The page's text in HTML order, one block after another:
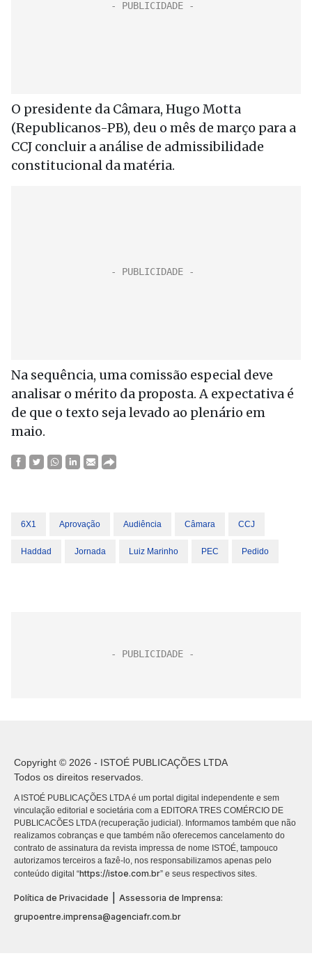
O presidente da Câmara, Hugo Motta
(Republicanos-PB), deu o mês de março para a
CCJ concluir a análise de admissibilidade
constitucional da matéria.
Na sequência, uma comissão especial deve
analisar o mérito da proposta. A expectativa é
de que o texto seja levado ao plenário em
maio.
6X1 Aprovação Audiência Câmara CCJ
Haddad Jornada Luiz Marinho PEC Pedido
Copyright © 2026 - ISTOÉ PUBLICAÇÕES LTDA
Todos os direitos reservados.
A ISTOÉ PUBLICAÇÕES LTDA é um portal digital independente e sem
vinculação editorial e societária com a EDITORA TRES COMÉRCIO DE
PUBLICACÕES LTDA (recuperação judicial). Informamos também que não
realizamos cobranças e que também não oferecemos cancelamento do
contrato de assinatura da revista impressa de nome ISTOÉ, tampouco
autorizamos terceiros a fazê-lo, nos responsabilizamos apenas pelo
conteúdo digital “https://istoe.com.br” e seus respectivos sites.
Política de Privacidade
Assessoria de Imprensa:
grupoentre.imprensa@agenciafr.com.br